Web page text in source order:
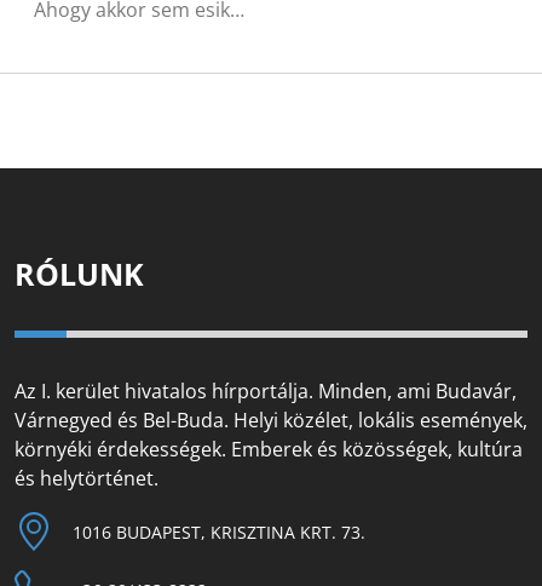
Ahogy akkor sem esik…
RÓLUNK
Az I. kerület hivatalos hírportálja. Minden, ami Budavár,
Várnegyed és Bel-Buda. Helyi közélet, lokális események,
környéki érdekességek. Emberek és közösségek, kultúra
és helytörténet.
1016 BUDAPEST, KRISZTINA KRT. 73.